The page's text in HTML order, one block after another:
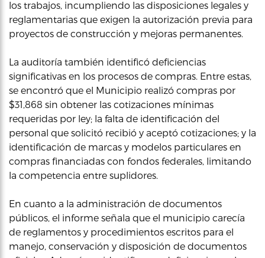
los trabajos, incumpliendo las disposiciones legales y
reglamentarias que exigen la autorización previa para
proyectos de construcción y mejoras permanentes.
La auditoría también identificó deficiencias
significativas en los procesos de compras. Entre estas,
se encontró que el Municipio realizó compras por
$31,868 sin obtener las cotizaciones mínimas
requeridas por ley; la falta de identificación del
personal que solicitó recibió y aceptó cotizaciones; y la
identificación de marcas y modelos particulares en
compras financiadas con fondos federales, limitando
la competencia entre suplidores.
En cuanto a la administración de documentos
públicos, el informe señala que el municipio carecía
de reglamentos y procedimientos escritos para el
manejo, conservación y disposición de documentos